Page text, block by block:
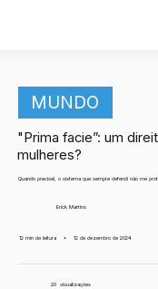
MUNDO
"Prima facie”: um
mulheres?
Quando precisei, o sistema que sempre defendi não me
Erick Martins
12 min de leitura • 12 de dezembro de 2024
20 visualizações